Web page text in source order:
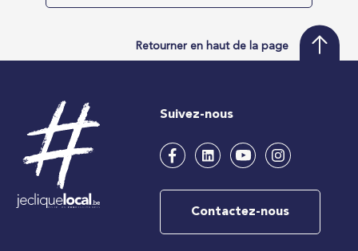
Retourner en haut de la page
Suivez-nous
Contactez-nous